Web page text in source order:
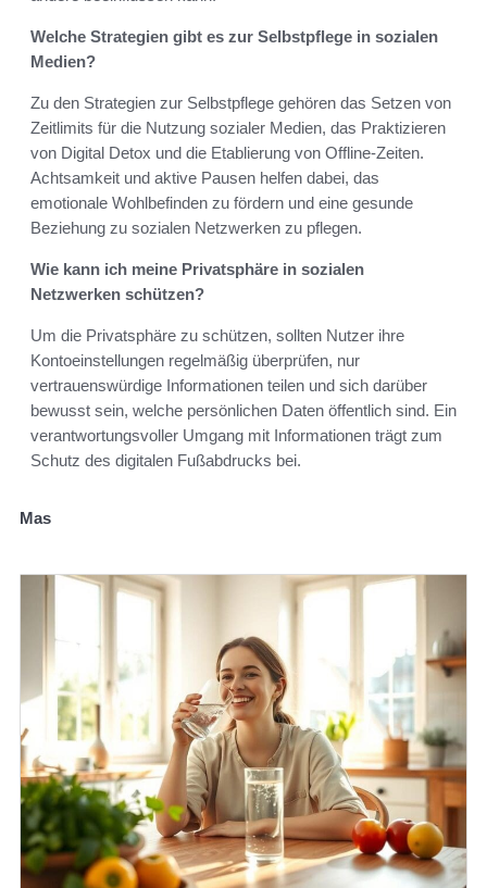
Welche Strategien gibt es zur Selbstpflege in sozialen
Medien?
Zu den Strategien zur Selbstpflege gehören das Setzen von
Zeitlimits für die Nutzung sozialer Medien, das Praktizieren
von Digital Detox und die Etablierung von Offline-Zeiten.
Achtsamkeit und aktive Pausen helfen dabei, das
emotionale Wohlbefinden zu fördern und eine gesunde
Beziehung zu sozialen Netzwerken zu pflegen.
Wie kann ich meine Privatsphäre in sozialen
Netzwerken schützen?
Um die Privatsphäre zu schützen, sollten Nutzer ihre
Kontoeinstellungen regelmäßig überprüfen, nur
vertrauenswürdige Informationen teilen und sich darüber
bewusst sein, welche persönlichen Daten öffentlich sind. Ein
verantwortungsvoller Umgang mit Informationen trägt zum
Schutz des digitalen Fußabdrucks bei.
Mas